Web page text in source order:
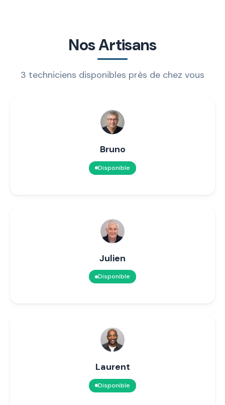
Nos Artisans
3 techniciens disponibles près de chez vous
Bruno
Disponible
Julien
Disponible
Laurent
Disponible